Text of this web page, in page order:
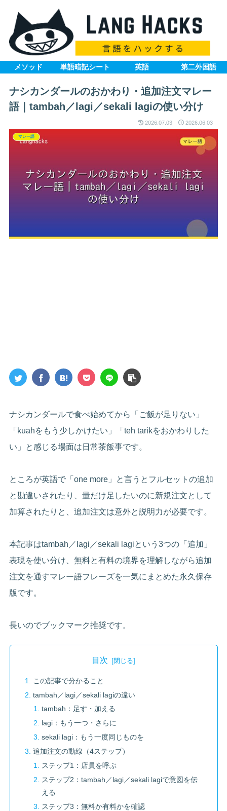
メソッド 単語暗記シート 英語 第二外国語
ナシカンダールのおかわり・追加注文マレー
語｜tambah／lagi／sekali lagiの使い分け
2026.07.03 2026.06.03
マレー語
ナシカンダールで食べ始めてから「ご飯が足りない」
「kuahをもう少しかけたい」「teh tarikをおかわりした
い」と感じる場面は日常茶飯事です。
ところが英語で「one more」と言うとフルセットの追加
と勘違いされたり、量だけ足したいのに新規注文として
加算されたりと、追加注文は意外と説明力が必要です。
本記事はtambah／lagi／sekali lagiという3つの「追加」
表現を使い分け、無料と有料の境界を理解しながら追加
注文を通すマレー語フレーズを一気にまとめた永久保存
版です。
長いのでブックマーク推奨です。
目次
この記事で分かること
tambah／lagi／sekali lagiの違い
tambah：足す・加える
lagi：もう一つ・さらに
sekali lagi：もう一度同じものを
追加注文の動線（4ステップ）
ステップ1：店員を呼ぶ
ステップ2：tambah／lagi／sekali lagiで意図を伝
える
ステップ3：無料か有料かを確認